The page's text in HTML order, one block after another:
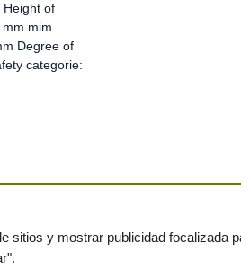
Height of
mim
Degree of
categorie:
frecuentes
sitios y mostrar publicidad focalizada